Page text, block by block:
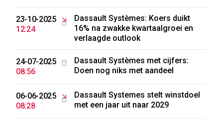
23-10-2025
12:24
Dassault Systèmes: Koers duikt
16% na zwakke kwartaalgroei en
verlaagde outlook
24-07-2025
08:56
Dassault Systèmes met cijfers:
Doen nog niks met aandeel
06-06-2025
08:28
Dassault Systemes stelt winstdoel
met een jaar uit naar 2029